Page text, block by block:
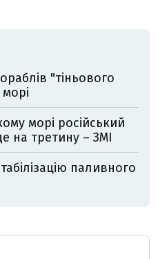
"тіньового
морі російський
на третину – ЗМІ
паливного